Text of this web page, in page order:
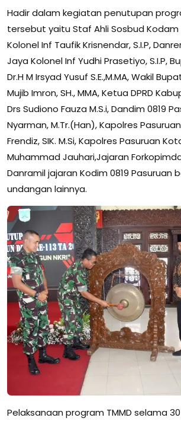
Hadir dalam kegiatan penutupan
tersebut yaitu Staf Ahli Sosbud Kodam
Kolonel Inf Taufik Krisnendar, S.I.P,
Jaya Kolonel Inf Yudhi Prasetiyo, S.I.P,
Dr.H M Irsyad Yusuf S.E.,M.MA, Wakil
Mujib Imron, SH., MMA, Ketua DPRD
Drs Sudiono Fauza M.S.i, Dandim 0819
Nyarman, M.Tr.(Han), Kapolres Pasuruan
Frendiz, SIK. M.Si, Kapolres Pasuruan
Muhammad Jauhari,Jajaran
Danramil jajaran Kodim 0819 Pasuruan
undangan lainnya.
Pelaksanaan program TMMD selama